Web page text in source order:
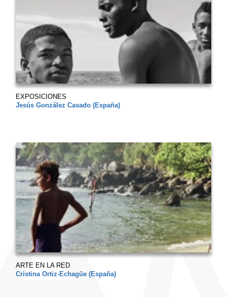
EXPOSICIONES
Jesús González Casado (España)
ARTE EN LA RED
Cristina Ortiz-Echagüe (España)